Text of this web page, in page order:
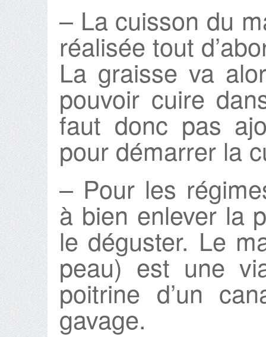
– La cuisson du
réalisée tout
La graisse va
pouvoir cuire
faut donc pas
pour démarrer la
– Pour les
à bien enlever la
le déguster. Le
peau) est une
poitrine d’un
gavage.